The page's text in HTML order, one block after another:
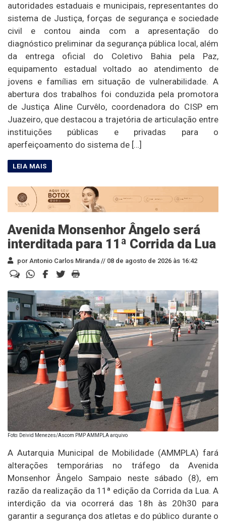
autoridades estaduais e municipais, representantes do
sistema de Justiça, forças de segurança e sociedade
civil e contou ainda com a apresentação do
diagnóstico preliminar da segurança pública local, além
da entrega oficial do Coletivo Bahia pela Paz,
equipamento estadual voltado ao atendimento de
jovens e famílias em situação de vulnerabilidade. A
abertura dos trabalhos foi conduzida pela promotora
de Justiça Aline Curvêlo, coordenadora do CISP em
Juazeiro, que destacou a trajetória de articulação entre
instituições públicas e privadas para o
aperfeiçoamento do sistema de […]
Avenida Monsenhor Ângelo será
interditada para 11ª Corrida da Lua
por Antonio Carlos Miranda // 08 de agosto de 2026 às 16:42
Foto: Deivid Menezes/Ascom PMP AMMPLA arquivo
A Autarquia Municipal de Mobilidade (AMMPLA) fará
alterações temporárias no tráfego da Avenida
Monsenhor Ângelo Sampaio neste sábado (8), em
razão da realização da 11ª edição da Corrida da Lua. A
interdição da via ocorrerá das 18h às 20h30 para
garantir a segurança dos atletas e do público durante o